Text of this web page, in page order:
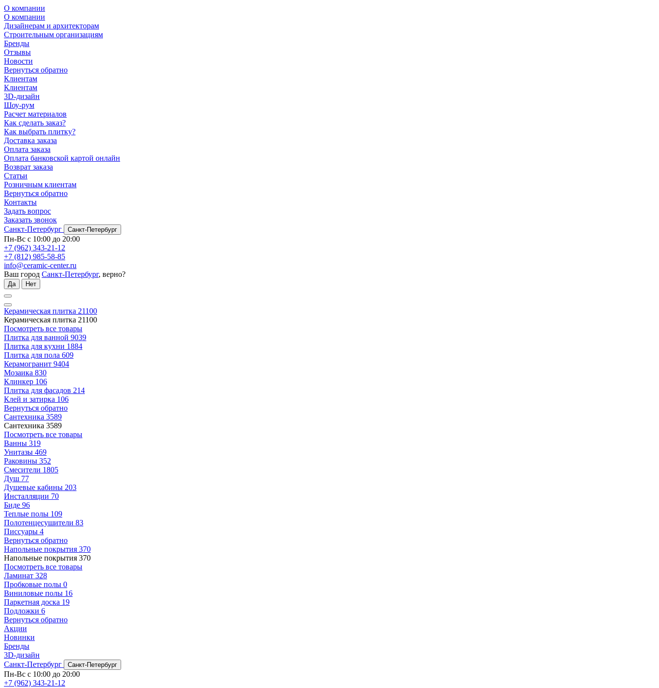
О компании
О компании
Дизайнерам и архитекторам
Строительным организациям
Бренды
Отзывы
Новости
Вернуться обратно
Клиентам
Клиентам
3D-дизайн
Шоу-рум
Расчет материалов
Как сделать заказ?
Как выбрать плитку?
Доставка заказа
Оплата заказа
Оплата банковской картой онлайн
Возврат заказа
Статьи
Розничным клиентам
Вернуться обратно
Контакты
Задать вопрос
Заказать звонок
Санкт-Петербург
Санкт-Петербург
Пн-Вс с 10:00 до 20:00
+7 (962) 343-21-12
+7 (812) 985-58-85
info@ceramic-center.ru
Ваш город Санкт-Петербург, верно?
Да Нет
Керамическая плитка 21100
Керамическая плитка 21100
Посмотреть все товары
Плитка для ванной 9039
Плитка для кухни 1884
Плитка для пола 609
Керамогранит 9404
Мозаика 830
Клинкер 106
Плитка для фасадов 214
Клей и затирка 106
Вернуться обратно
Сантехника 3589
Сантехника 3589
Посмотреть все товары
Ванны 319
Унитазы 469
Раковины 352
Смесители 1805
Душ 77
Душевые кабины 203
Инсталляции 70
Биде 96
Теплые полы 109
Полотенцесушители 83
Писсуары 4
Вернуться обратно
Напольные покрытия 370
Напольные покрытия 370
Посмотреть все товары
Ламинат 328
Пробковые полы 0
Виниловые полы 16
Паркетная доска 19
Подложки 6
Вернуться обратно
Акции
Новинки
Бренды
3D-дизайн
Санкт-Петербург
Санкт-Петербург
Пн-Вс с 10:00 до 20:00
+7 (962) 343-21-12